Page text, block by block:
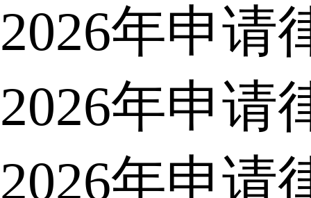
2026年申请
2026年申请
2026年申请